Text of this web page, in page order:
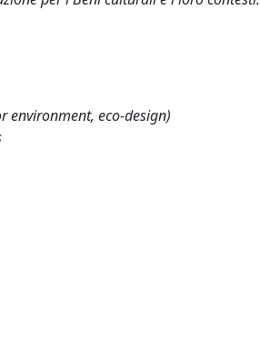
environment, eco-design)